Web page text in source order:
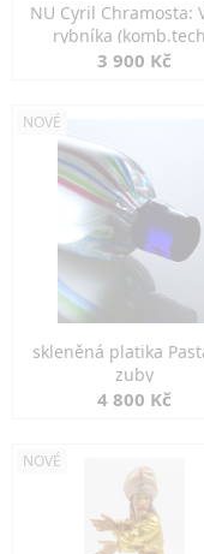
NU Cyril Chramosta:
rybníka
3 900 Kč
NOVÉ
skleněná platika
zuby
4 800 Kč
NOVÉ